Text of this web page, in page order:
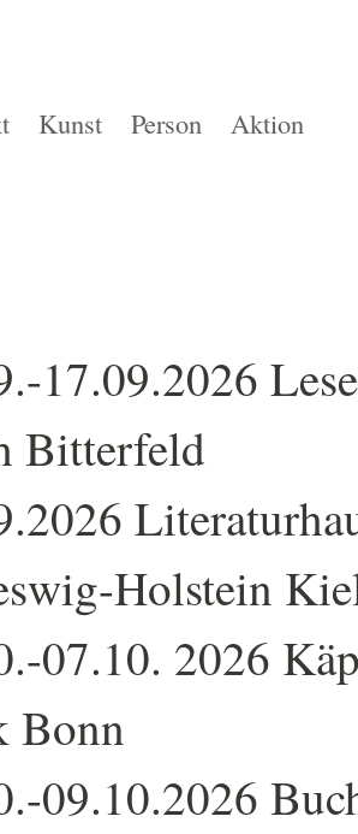
Kunst Person Aktion
17.09.2026
Bitterfeld
Holstein
07.10. 2026
Bonn
09.10.2026